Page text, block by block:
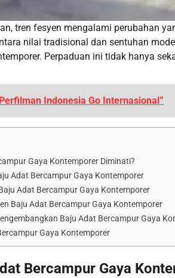
tren fesyen mengalami perubahan
nilai tradisional dan sentuhan
Perpaduan ini tidak hanya
Indonesia Go Internasional”
Gaya Kontemporer Diminati?
Adat Bercampur Gaya Kontemporer
Adat Bercampur Gaya Kontemporer
Baju Adat Bercampur Gaya Kontemporer
Baju Adat Bercampur Gaya
Gaya Kontemporer
Bercampur Gaya